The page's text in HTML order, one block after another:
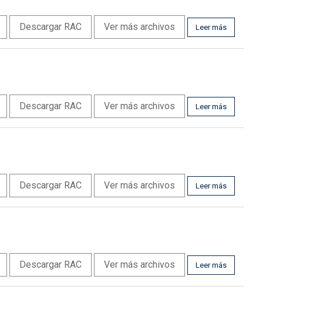
Descargar RAC Ver más archivos Leer más
Descargar RAC Ver más archivos Leer más
Descargar RAC Ver más archivos Leer más
Descargar RAC Ver más archivos Leer más